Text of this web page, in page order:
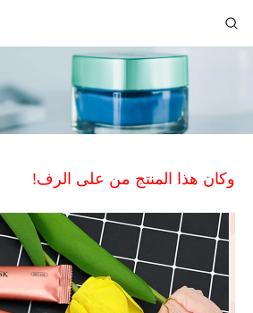
وكان هذا المنتج من على الرف!